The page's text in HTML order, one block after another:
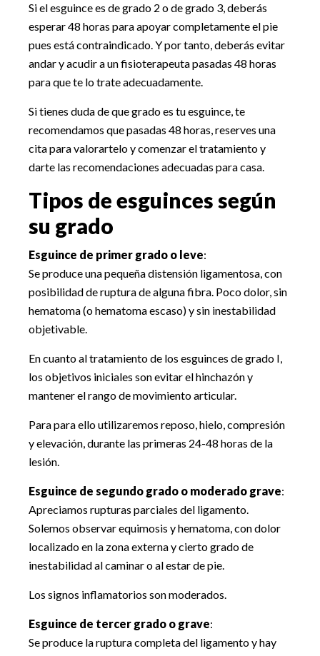
Si el esguince es de grado 2 o de grado 3, deberás
esperar 48 horas para apoyar completamente el pie
pues está contraindicado. Y por tanto, deberás evitar
andar y acudir a un fisioterapeuta pasadas 48 horas
para que te lo trate adecuadamente.
Si tienes duda de que grado es tu esguince, te
recomendamos que pasadas 48 horas, reserves una
cita para valorartelo y comenzar el tratamiento y
darte las recomendaciones adecuadas para casa.
Tipos de esguinces según
su grado
Esguince de primer grado o leve:
Se produce una pequeña distensión ligamentosa, con
posibilidad de ruptura de alguna fibra. Poco dolor, sin
hematoma (o hematoma escaso) y sin inestabilidad
objetivable.
En cuanto al tratamiento de los esguinces de grado I,
los objetivos iniciales son evitar el hinchazón y
mantener el rango de movimiento articular.
Para para ello utilizaremos reposo, hielo, compresión
y elevación, durante las primeras 24-48 horas de la
lesión.
Esguince de segundo grado o moderado grave:
Apreciamos rupturas parciales del ligamento.
Solemos observar equimosis y hematoma, con dolor
localizado en la zona externa y cierto grado de
inestabilidad al caminar o al estar de pie.
Los signos inflamatorios son moderados.
Esguince de tercer grado o grave:
Se produce la ruptura completa del ligamento y hay